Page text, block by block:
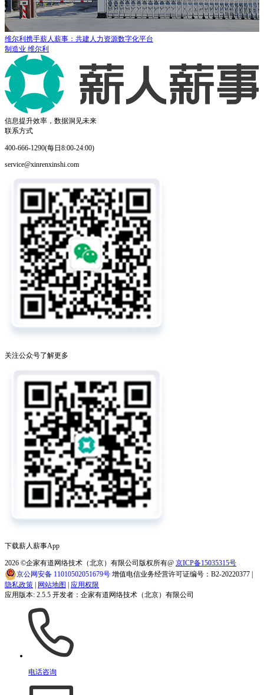
维尔利携手薪人薪事：共建人力资源数字化平台
制造业 维尔利
信息提升效率，数据洞见未来
联系方式
400-666-1290(每日8:00-24:00)
service@xinrenxinshi.com
关注公众号了解更多
下载薪人薪事App
2026 ©企家有道网络技术（北京）有限公司版权所有@ 京ICP备15035315号
京公网安备 11010502051679号 增值电信业务经营许可证编号：B2-20220377 |
隐私政策
网站地图
应用权限
应用版本: 2.5.5 开发者：企家有道网络技术（北京）有限公司
电话咨询